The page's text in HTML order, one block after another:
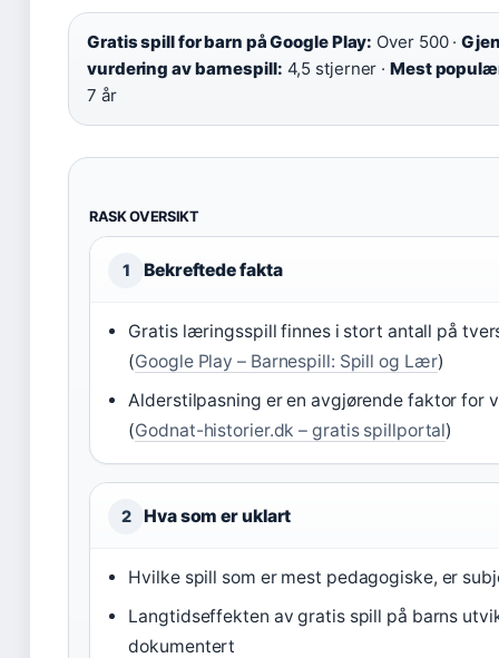
Gratis spill for barn på Google Play: Over 500 ·
vurdering av barnespill: 4,5 stjerner ·Mest
7 år
RASK OVERSIKT
1 Bekreftede fakta
Gratis læringsspill finnes i stort antall på
(Google Play – Barnespill: Spill og Lær)
Alderstilpasning er en avgjørende faktor for
(Godnat-historier.dk – gratis spillportal)
2 Hva som er uklart
Hvilke spill som er mest pedagogiske, er
Langtidseffekten av gratis spill på barns
dokumentert